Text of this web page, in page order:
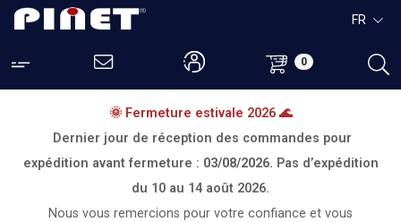
0
FR
🌞 Fermeture estivale 2026 🌊
Dernier jour de réception des commandes pour
expédition avant fermeture : 03/08/2026. Pas d’expédition
du 10 au 14 août 2026.
Nous vous remercions pour votre confiance et vous